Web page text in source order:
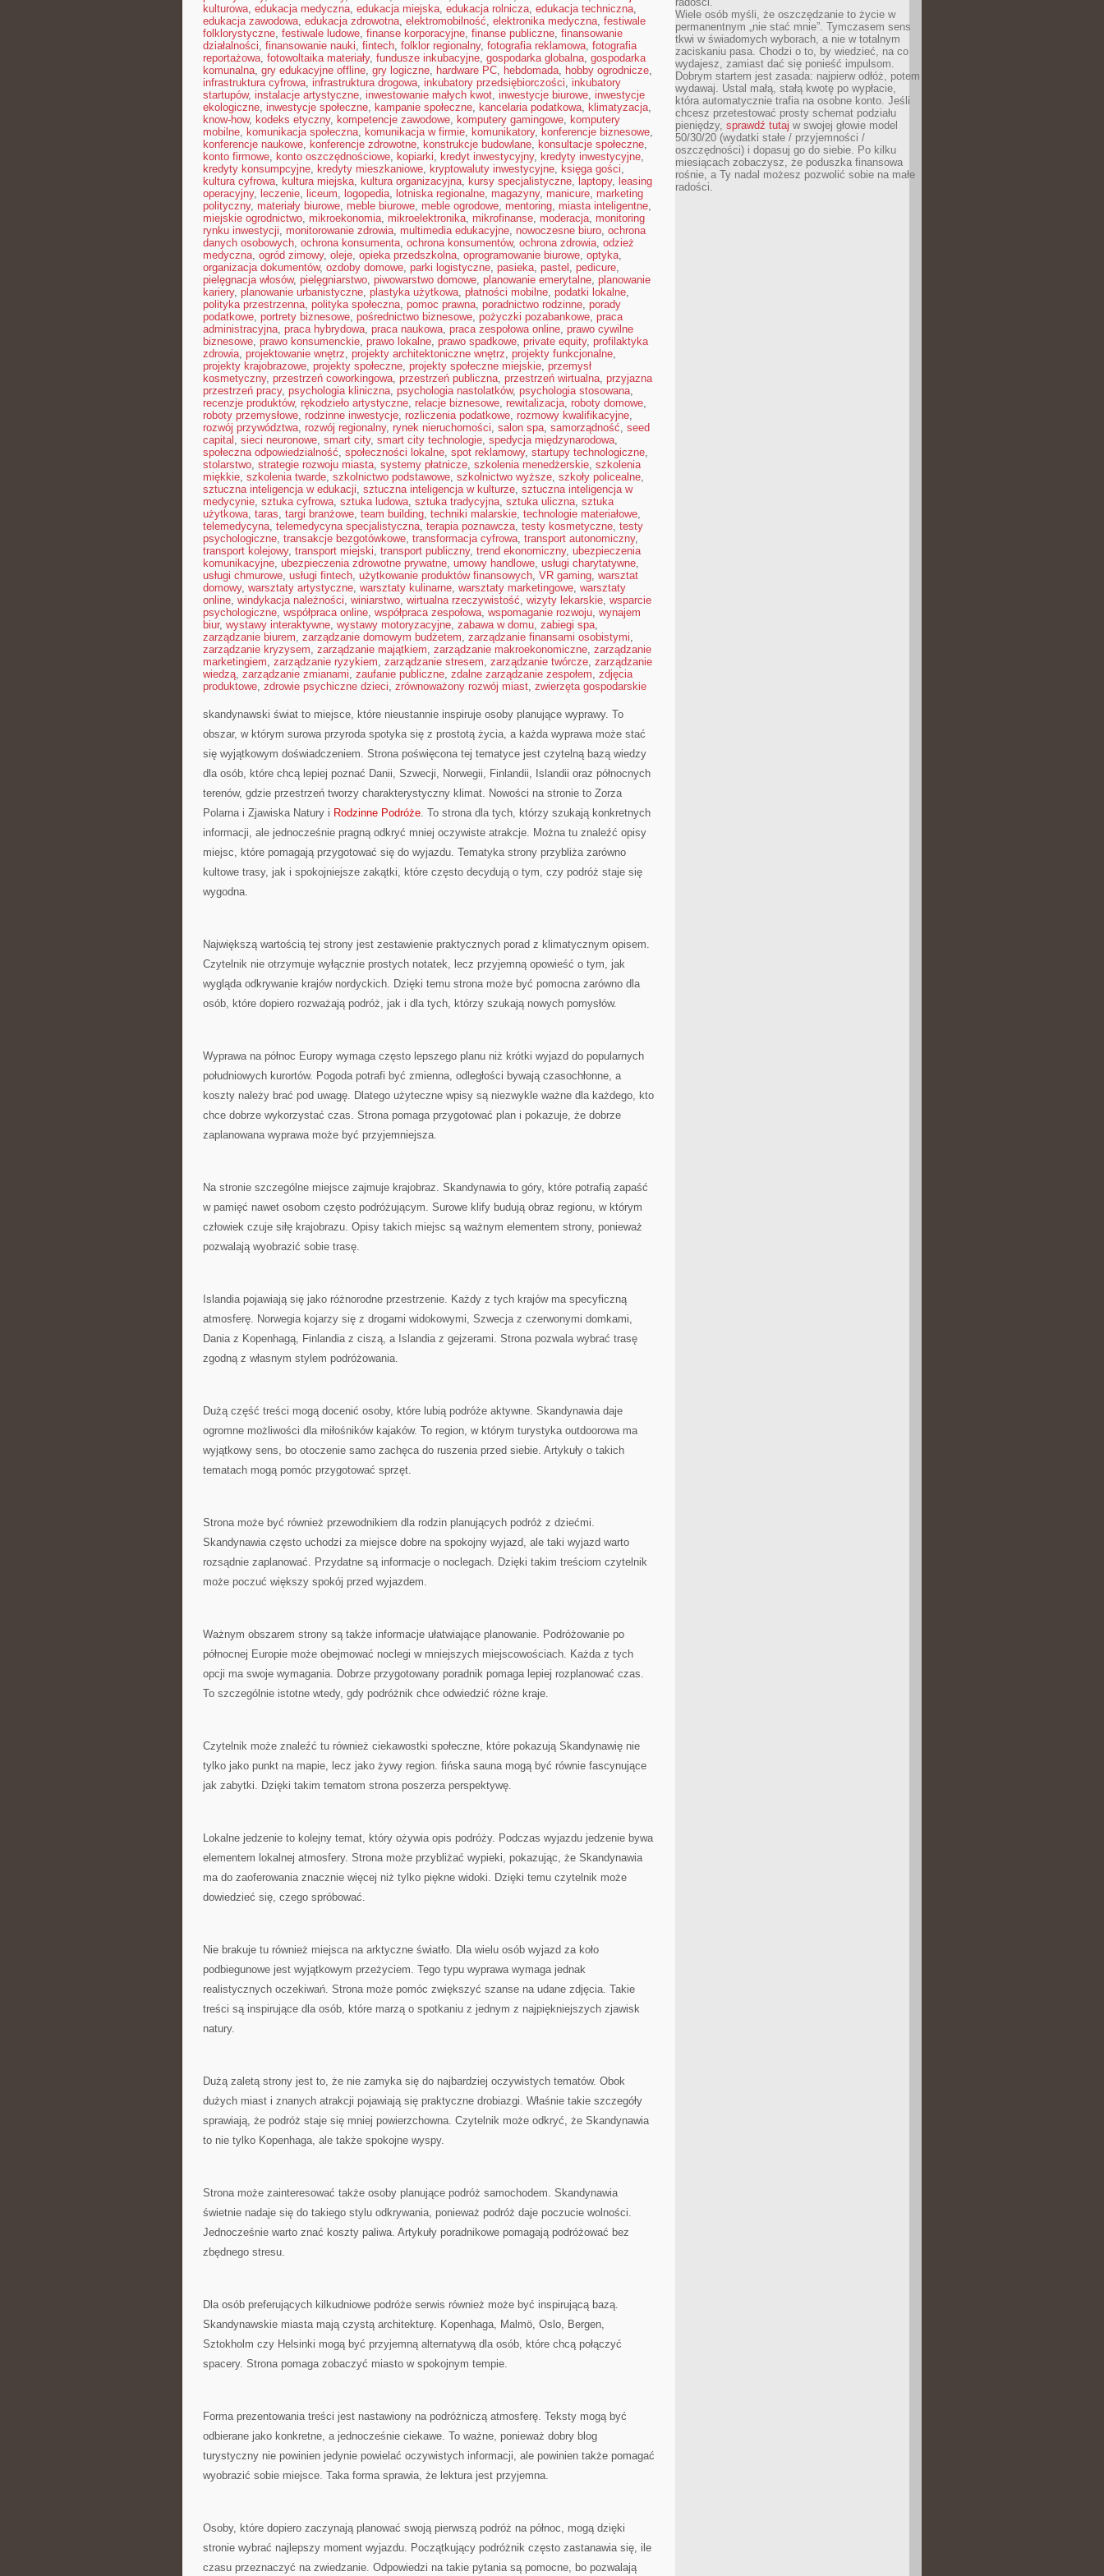
kulturowa, edukacja medyczna, edukacja miejska, edukacja rolnicza, edukacja techniczna,
edukacja zawodowa, edukacja zdrowotna, elektromobilność, elektronika medyczna, festiwale
folklorystyczne, festiwale ludowe, finanse korporacyjne, finanse publiczne, finansowanie
działalności, finansowanie nauki, fintech, folklor regionalny, fotografia reklamowa, fotografia
reportażowa, fotowoltaika materiały, fundusze inkubacyjne, gospodarka globalna, gospodarka
komunalna, gry edukacyjne offline, gry logiczne, hardware PC, hebdomada, hobby ogrodnicze,
infrastruktura cyfrowa, infrastruktura drogowa, inkubatory przedsiębiorczości, inkubatory
startupów, instalacje artystyczne, inwestowanie małych kwot, inwestycje biurowe, inwestycje
ekologiczne, inwestycje społeczne, kampanie społeczne, kancelaria podatkowa, klimatyzacja,
know-how, kodeks etyczny, kompetencje zawodowe, komputery gamingowe, komputery
mobilne, komunikacja społeczna, komunikacja w firmie, komunikatory, konferencje biznesowe,
konferencje naukowe, konferencje zdrowotne, konstrukcje budowlane, konsultacje społeczne,
konto firmowe, konto oszczędnościowe, kopiarki, kredyt inwestycyjny, kredyty inwestycyjne,
kredyty konsumpcyjne, kredyty mieszkaniowe, kryptowaluty inwestycyjne, księga gości,
kultura cyfrowa, kultura miejska, kultura organizacyjna, kursy specjalistyczne, laptopy, leasing
operacyjny, leczenie, liceum, logopedia, lotniska regionalne, magazyny, manicure, marketing
polityczny, materiały biurowe, meble biurowe, meble ogrodowe, mentoring, miasta inteligentne,
miejskie ogrodnictwo, mikroekonomia, mikroelektronika, mikrofinanse, moderacja, monitoring
rynku inwestycji, monitorowanie zdrowia, multimedia edukacyjne, nowoczesne biuro, ochrona
danych osobowych, ochrona konsumenta, ochrona konsumentów, ochrona zdrowia, odzież
medyczna, ogród zimowy, oleje, opieka przedszkolna, oprogramowanie biurowe, optyka,
organizacja dokumentów, ozdoby domowe, parki logistyczne, pasieka, pastel , pedicure,
pielęgnacja włosów, pielęgniarstwo, piwowarstwo domowe, planowanie emerytalne, planowanie
kariery, planowanie urbanistyczne, plastyka użytkowa, płatności mobilne, podatki lokalne,
polityka przestrzenna, polityka społeczna, pomoc prawna, poradnictwo rodzinne, porady
podatkowe, portrety biznesowe, pośrednictwo biznesowe, pożyczki pozabankowe, praca
administracyjna, praca hybrydowa, praca naukowa, praca zespołowa online, prawo cywilne
biznesowe, prawo konsumenckie, prawo lokalne, prawo spadkowe, private equity, profilaktyka
zdrowia, projektowanie wnętrz, projekty architektoniczne wnętrz, projekty funkcjonalne,
projekty krajobrazowe, projekty społeczne, projekty społeczne miejskie, przemysł
kosmetyczny, przestrzeń coworkingowa, przestrzeń publiczna, przestrzeń wirtualna, przyjazna
przestrzeń pracy, psychologia kliniczna, psychologia nastolatków, psychologia stosowana,
recenzje produktów, rękodzieło artystyczne, relacje biznesowe, rewitalizacja, roboty domowe,
roboty przemysłowe, rodzinne inwestycje, rozliczenia podatkowe, rozmowy kwalifikacyjne,
rozwój przywództwa, rozwój regionalny, rynek nieruchomości, salon spa, samorządność, seed
capital , sieci neuronowe, smart city, smart city technologie, spedycja międzynarodowa,
społeczna odpowiedzialność, społeczności lokalne, spot reklamowy, startupy technologiczne,
stolarstwo, strategie rozwoju miasta, systemy płatnicze, szkolenia menedżerskie, szkolenia
miękkie, szkolenia twarde, szkolnictwo podstawowe, szkolnictwo wyższe, szkoły policealne,
sztuczna inteligencja w edukacji, sztuczna inteligencja w kulturze, sztuczna inteligencja w
medycynie, sztuka cyfrowa, sztuka ludowa, sztuka tradycyjna, sztuka uliczna, sztuka
użytkowa, taras, targi branżowe, team building, techniki malarskie, technologie materiałowe,
telemedycyna, telemedycyna specjalistyczna, terapia poznawcza, testy kosmetyczne, testy
psychologiczne, transakcje bezgotówkowe, transformacja cyfrowa, transport autonomiczny,
transport kolejowy, transport miejski, transport publiczny, trend ekonomiczny, ubezpieczenia
komunikacyjne, ubezpieczenia zdrowotne prywatne, umowy handlowe, usługi charytatywne,
usługi chmurowe, usługi fintech, użytkowanie produktów finansowych, VR gaming, warsztat
domowy, warsztaty artystyczne, warsztaty kulinarne, warsztaty marketingowe, warsztaty
online, windykacja należności, winiarstwo, wirtualna rzeczywistość, wizyty lekarskie, wsparcie
psychologiczne, współpraca online, współpraca zespołowa, wspomaganie rozwoju, wynajem
biur, wystawy interaktywne, wystawy motoryzacyjne, zabawa w domu, zabiegi spa,
zarządzanie biurem, zarządzanie domowym budżetem, zarządzanie finansami osobistymi,
zarządzanie kryzysem, zarządzanie majątkiem, zarządzanie makroekonomiczne, zarządzanie
marketingiem, zarządzanie ryzykiem, zarządzanie stresem, zarządzanie twórcze, zarządzanie
wiedzą, zarządzanie zmianami, zaufanie publiczne, zdalne zarządzanie zespołem, zdjęcia
produktowe, zdrowie psychiczne dzieci, zrównoważony rozwój miast, zwierzęta gospodarskie
skandynawski świat to miejsce, które nieustannie inspiruje osoby planujące wyprawy. To
obszar, w którym surowa przyroda spotyka się z prostotą życia, a każda wyprawa może stać
się wyjątkowym doświadczeniem. Strona poświęcona tej tematyce jest czytelną bazą wiedzy
dla osób, które chcą lepiej poznać Danii, Szwecji, Norwegii, Finlandii, Islandii oraz północnych
terenów, gdzie przestrzeń tworzy charakterystyczny klimat. Nowości na stronie to Zorza
Polarna i Zjawiska Natury i Rodzinne Podróże. To strona dla tych, którzy szukają konkretnych
informacji, ale jednocześnie pragną odkryć mniej oczywiste atrakcje. Można tu znaleźć opisy
miejsc, które pomagają przygotować się do wyjazdu. Tematyka strony przybliża zarówno
kultowe trasy, jak i spokojniejsze zakątki, które często decydują o tym, czy podróż staje się
wygodna.
Największą wartością tej strony jest zestawienie praktycznych porad z klimatycznym opisem.
Czytelnik nie otrzymuje wyłącznie prostych notatek, lecz przyjemną opowieść o tym, jak
wygląda odkrywanie krajów nordyckich. Dzięki temu strona może być pomocna zarówno dla
osób, które dopiero rozważają podróż, jak i dla tych, którzy szukają nowych pomysłów.
Wyprawa na północ Europy wymaga często lepszego planu niż krótki wyjazd do popularnych
południowych kurortów. Pogoda potrafi być zmienna, odległości bywają czasochłonne, a
koszty należy brać pod uwagę. Dlatego użyteczne wpisy są niezwykle ważne dla każdego, kto
chce dobrze wykorzystać czas. Strona pomaga przygotować plan i pokazuje, że dobrze
zaplanowana wyprawa może być przyjemniejsza.
Na stronie szczególne miejsce zajmuje krajobraz. Skandynawia to góry, które potrafią zapaść
w pamięć nawet osobom często podróżującym. Surowe klify budują obraz regionu, w którym
człowiek czuje siłę krajobrazu. Opisy takich miejsc są ważnym elementem strony, ponieważ
pozwalają wyobrazić sobie trasę.
Islandia pojawiają się jako różnorodne przestrzenie. Każdy z tych krajów ma specyficzną
atmosferę. Norwegia kojarzy się z drogami widokowymi, Szwecja z czerwonymi domkami,
Dania z Kopenhagą, Finlandia z ciszą, a Islandia z gejzerami. Strona pozwala wybrać trasę
zgodną z własnym stylem podróżowania.
Dużą część treści mogą docenić osoby, które lubią podróże aktywne. Skandynawia daje
ogromne możliwości dla miłośników kajaków. To region, w którym turystyka outdoorowa ma
wyjątkowy sens, bo otoczenie samo zachęca do ruszenia przed siebie. Artykuły o takich
tematach mogą pomóc przygotować sprzęt.
Strona może być również przewodnikiem dla rodzin planujących podróż z dziećmi.
Skandynawia często uchodzi za miejsce dobre na spokojny wyjazd, ale taki wyjazd warto
rozsądnie zaplanować. Przydatne są informacje o noclegach. Dzięki takim treściom czytelnik
może poczuć większy spokój przed wyjazdem.
Ważnym obszarem strony są także informacje ułatwiające planowanie. Podróżowanie po
północnej Europie może obejmować noclegi w mniejszych miejscowościach. Każda z tych
opcji ma swoje wymagania. Dobrze przygotowany poradnik pomaga lepiej rozplanować czas.
To szczególnie istotne wtedy, gdy podróżnik chce odwiedzić różne kraje.
Czytelnik może znaleźć tu również ciekawostki społeczne, które pokazują Skandynawię nie
tylko jako punkt na mapie, lecz jako żywy region. fińska sauna mogą być równie fascynujące
jak zabytki. Dzięki takim tematom strona poszerza perspektywę.
Lokalne jedzenie to kolejny temat, który ożywia opis podróży. Podczas wyjazdu jedzenie bywa
elementem lokalnej atmosfery. Strona może przybliżać wypieki, pokazując, że Skandynawia
ma do zaoferowania znacznie więcej niż tylko piękne widoki. Dzięki temu czytelnik może
dowiedzieć się, czego spróbować.
Nie brakuje tu również miejsca na arktyczne światło. Dla wielu osób wyjazd za koło
podbiegunowe jest wyjątkowym przeżyciem. Tego typu wyprawa wymaga jednak
realistycznych oczekiwań. Strona może pomóc zwiększyć szanse na udane zdjęcia. Takie
treści są inspirujące dla osób, które marzą o spotkaniu z jednym z najpiękniejszych zjawisk
natury.
Dużą zaletą strony jest to, że nie zamyka się do najbardziej oczywistych tematów. Obok
dużych miast i znanych atrakcji pojawiają się praktyczne drobiazgi. Właśnie takie szczegóły
sprawiają, że podróż staje się mniej powierzchowna. Czytelnik może odkryć, że Skandynawia
to nie tylko Kopenhaga, ale także spokojne wyspy.
Strona może zainteresować także osoby planujące podróż samochodem. Skandynawia
świetnie nadaje się do takiego stylu odkrywania, ponieważ podróż daje poczucie wolności.
Jednocześnie warto znać koszty paliwa. Artykuły poradnikowe pomagają podróżować bez
zbędnego stresu.
Dla osób preferujących kilkudniowe podróże serwis również może być inspirującą bazą.
Skandynawskie miasta mają czystą architekturę. Kopenhaga, Malmö, Oslo, Bergen,
Sztokholm czy Helsinki mogą być przyjemną alternatywą dla osób, które chcą połączyć
spacery. Strona pomaga zobaczyć miasto w spokojnym tempie.
Forma prezentowania treści jest nastawiony na podróżniczą atmosferę. Teksty mogą być
odbierane jako konkretne, a jednocześnie ciekawe. To ważne, ponieważ dobry blog
turystyczny nie powinien jedynie powielać oczywistych informacji, ale powinien także pomagać
wyobrazić sobie miejsce. Taka forma sprawia, że lektura jest przyjemna.
Osoby, które dopiero zaczynają planować swoją pierwszą podróż na północ, mogą dzięki
stronie wybrać najlepszy moment wyjazdu. Początkujący podróżnik często zastanawia się, ile
czasu przeznaczyć na zwiedzanie. Odpowiedzi na takie pytania są pomocne, bo pozwalają
Wiele osób myśli, że oszczędzanie to życie w
permanentnym „nie stać mnie”. Tymczasem sens
tkwi w świadomych wyborach, a nie w totalnym
zaciskaniu pasa. Chodzi o to, by wiedzieć, na co
wydajesz, zamiast dać się ponieść impulsom.
Dobrym startem jest zasada: najpierw odłóż, potem
wydawaj. Ustal małą, stałą kwotę po wypłacie,
która automatycznie trafia na osobne konto. Jeśli
chcesz przetestować prosty schemat podziału
pieniędzy, sprawdź tutaj w swojej głowie model
50/30/20 (wydatki stałe / przyjemności /
oszczędności) i dopasuj go do siebie. Po kilku
miesiącach zobaczysz, że poduszka finansowa
rośnie, a Ty nadal możesz pozwolić sobie na małe
radości.